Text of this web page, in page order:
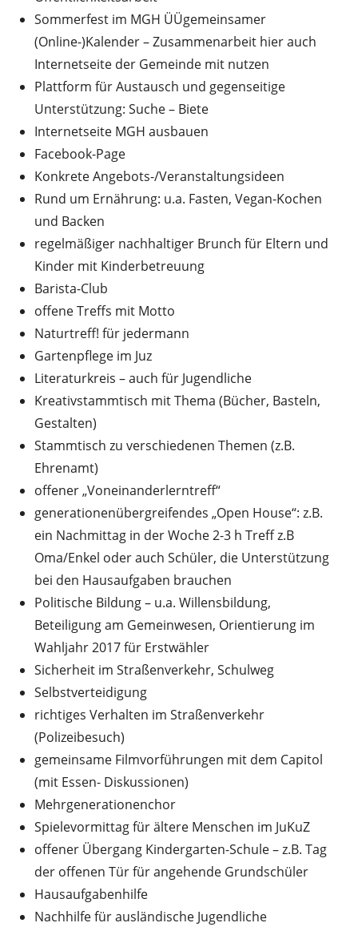
Sommerfest im MGH ÜÜgemeinsamer
(Online-)Kalender – Zusammenarbeit hier auch
Internetseite der Gemeinde mit nutzen
Plattform für Austausch und gegenseitige
Unterstützung: Suche – Biete
Internetseite MGH ausbauen
Facebook-Page
Konkrete Angebots-/Veranstaltungsideen
Rund um Ernährung: u.a. Fasten, Vegan-Kochen
und Backen
regelmäßiger nachhaltiger Brunch für Eltern und
Kinder mit Kinderbetreuung
Barista-Club
offene Treffs mit Motto
Naturtreff! für jedermann
Gartenpflege im Juz
Literaturkreis – auch für Jugendliche
Kreativstammtisch mit Thema (Bücher, Basteln,
Gestalten)
Stammtisch zu verschiedenen Themen (z.B.
Ehrenamt)
offener „Voneinanderlerntreff“
generationenübergreifendes „Open House“: z.B.
ein Nachmittag in der Woche 2-3 h Treff z.B
Oma/Enkel oder auch Schüler, die Unterstützung
bei den Hausaufgaben brauchen
Politische Bildung – u.a. Willensbildung,
Beteiligung am Gemeinwesen, Orientierung im
Wahljahr 2017 für Erstwähler
Sicherheit im Straßenverkehr, Schulweg
Selbstverteidigung
richtiges Verhalten im Straßenverkehr
(Polizeibesuch)
gemeinsame Filmvorführungen mit dem Capitol
(mit Essen- Diskussionen)
Mehrgenerationenchor
Spielevormittag für ältere Menschen im JuKuZ
offener Übergang Kindergarten-Schule – z.B. Tag
der offenen Tür für angehende Grundschüler
Hausaufgabenhilfe
Nachhilfe für ausländische Jugendliche